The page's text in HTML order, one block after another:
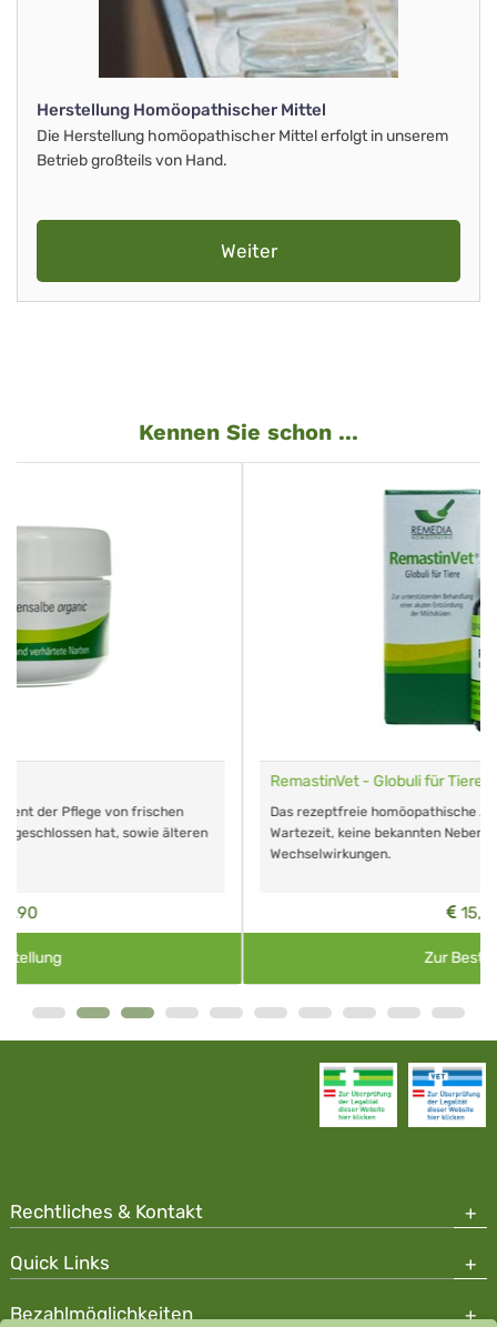
Herstellung Homöopathischer Mittel
Die Herstellung homöopathischer Mittel erfolgt in unserem
Betrieb großteils von Hand.
Weiter
Kennen Sie schon ...
Das rezeptfreie homöopathische Arzneimittel für Mastitis. Keine
Wartezeit, keine bekannten Nebenwirkungen und
Rechtliches & Kontakt
Quick Links
Bezahlmöglichkeiten